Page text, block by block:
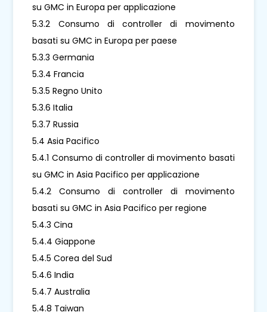
su GMC in Europa per applicazione
5.3.2 Consumo di controller di movimento
basati su GMC in Europa per paese
5.3.3 Germania
5.3.4 Francia
5.3.5 Regno Unito
5.3.6 Italia
5.3.7 Russia
5.4 Asia Pacifico
5.4.1 Consumo di controller di movimento basati
su GMC in Asia Pacifico per applicazione
5.4.2 Consumo di controller di movimento
basati su GMC in Asia Pacifico per regione
5.4.3 Cina
5.4.4 Giappone
5.4.5 Corea del Sud
5.4.6 India
5.4.7 Australia
5.4.8 Taiwan